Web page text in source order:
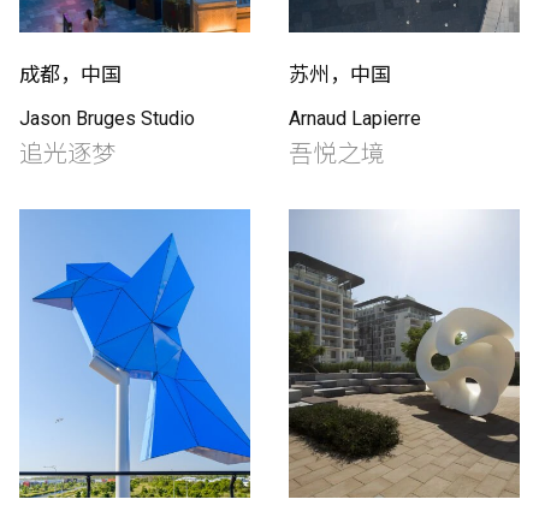
成都，中国
Jason Bruges Studio
追光逐梦
苏州，中国
Arnaud Lapierre
吾悦之境